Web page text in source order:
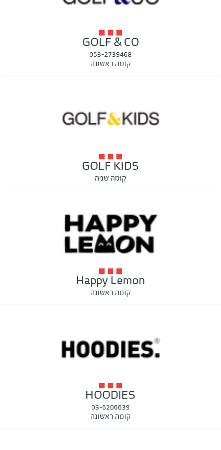
GOLF & CO
053-2739468
קומה ראשונה
GOLF KIDS
קומה שניה
Happy Lemon
קומה ראשונה
HOODIES
03-6206639
קומה ראשונה